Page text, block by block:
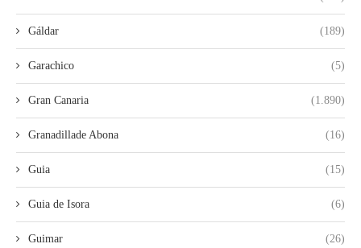
Gáldar (189)
Garachico (5)
Gran Canaria (1.890)
Granadillade Abona (16)
Guia (15)
Guia de Isora (6)
Guimar (26)